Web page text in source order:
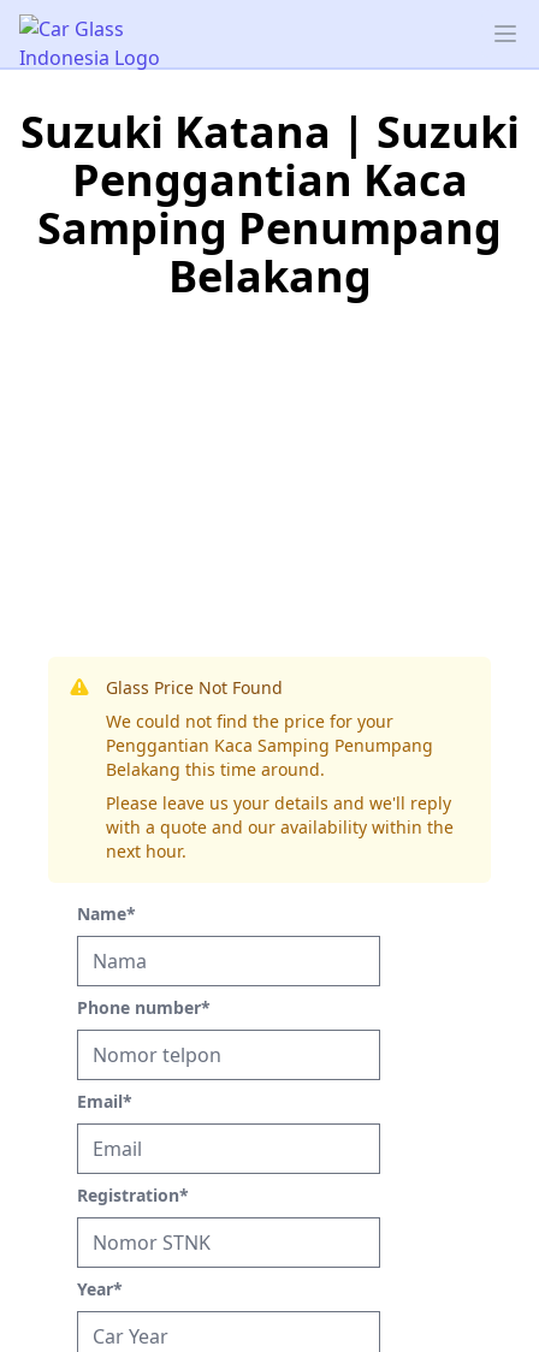
Car Glass Indonesia
Suzuki Katana | Suzuki
Penggantian Kaca
Samping Penumpang
Belakang
Glass Price Not Found
We could not find the price for your
Penggantian Kaca Samping Penumpang
Belakang this time around.
Please leave us your details and we'll reply
with a quote and our availability within the
next hour.
Name*
Phone number*
Email*
Registration*
Year*